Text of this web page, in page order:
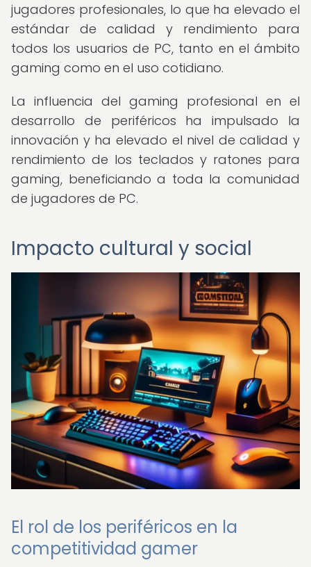
jugadores profesionales, lo que ha elevado el
estándar de calidad y rendimiento para
todos los usuarios de PC, tanto en el ámbito
gaming como en el uso cotidiano.
La influencia del gaming profesional en el
desarrollo de periféricos ha impulsado la
innovación y ha elevado el nivel de calidad y
rendimiento de los teclados y ratones para
gaming, beneficiando a toda la comunidad
de jugadores de PC.
Impacto cultural y social
El rol de los periféricos en la
competitividad gamer